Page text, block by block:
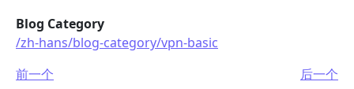
Blog Category
/zh-hans/blog-category/vpn-basic
前一个
后一个